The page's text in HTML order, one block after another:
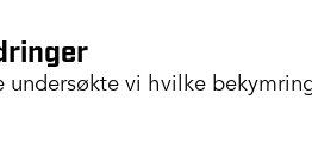
undersøkte vi hvilke